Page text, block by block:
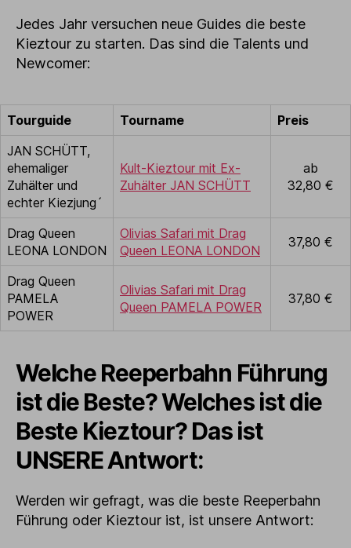
Jedes Jahr versuchen neue Guides die beste
Kieztour zu starten. Das sind die Talents und
Newcomer:
Tourguide Tourname
Preis
JAN SCHÜTT,
ehemaliger
Zuhälter und
echter Kiezjung´
Kult-Kieztour mit Ex-
Zuhälter JAN SCHÜTT
ab
32,80 €
Drag Queen
LEONA LONDON
Olivias Safari mit Drag
Queen LEONA LONDON
37,80 €
Drag Queen
PAMELA
POWER
Olivias Safari mit Drag
Queen PAMELA POWER
37,80 €
Welche Reeperbahn Führung
ist die Beste? Welches ist die
Beste Kieztour? Das ist
UNSERE Antwort:
Werden wir gefragt, was die beste Reeperbahn
Führung oder Kieztour ist, ist unsere Antwort: